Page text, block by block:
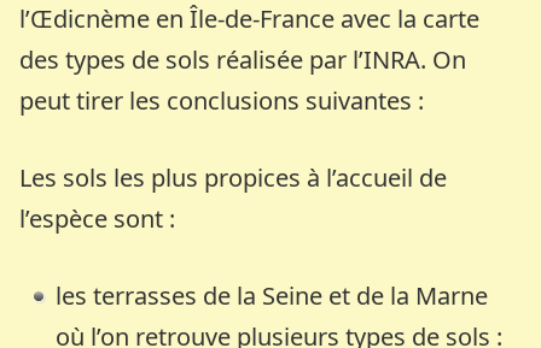
l’Œdicnème en Île-de-France avec la carte
des types de sols réalisée par l’INRA. On
peut tirer les conclusions suivantes :
Les sols les plus propices à l’accueil de
l’espèce sont :
les terrasses de la Seine et de la Marne
où l’on retrouve plusieurs types de sols :